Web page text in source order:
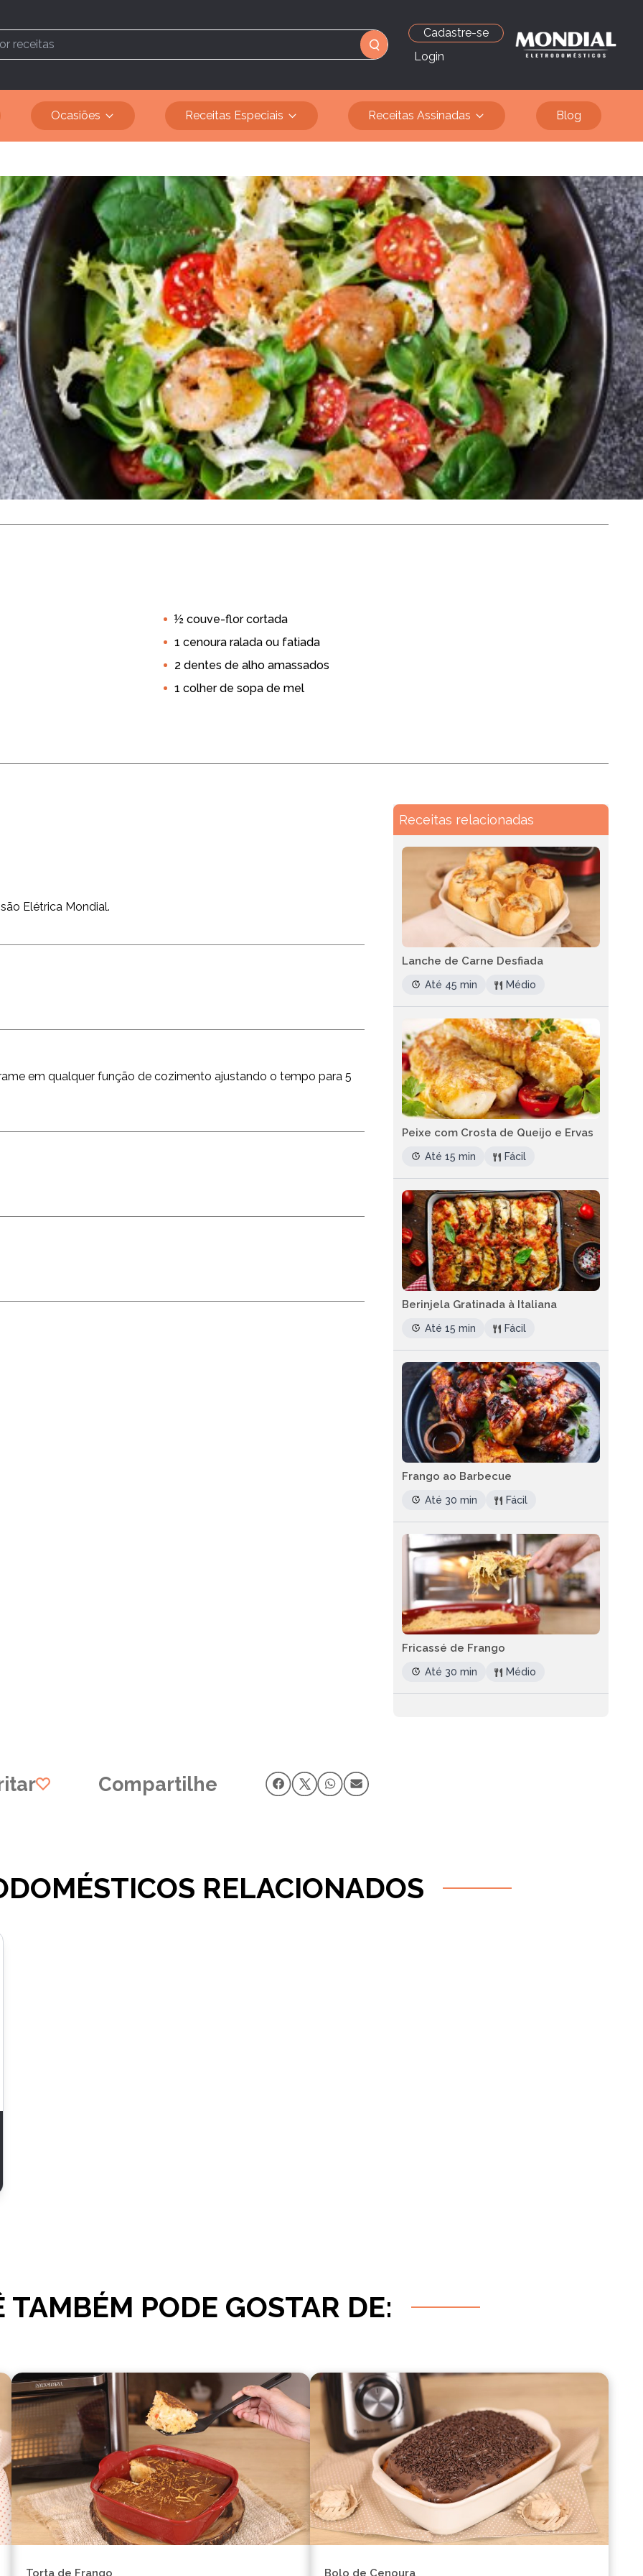
Cadastre-se
Login
Ocasiões Receitas Especiais Receitas Assinadas Blog
½ couve-flor cortada
1 cenoura ralada ou fatiada
2 dentes de alho amassados
1 colher de sopa de mel
Elétrica Mondial.
em qualquer função de cozimento ajustando o tempo para 5
Receitas relacionadas
Lanche de Carne Desfiada
Até 45 min Médio
Peixe com Crosta de Queijo e Ervas
Até 15 min Fácil
Berinjela Gratinada à Italiana
Até 15 min Fácil
Frango ao Barbecue
Até 30 min Fácil
Fricassé de Frango
Até 30 min Médio
Compartilhe
RELACIONADOS
TAMBÉM PODE GOSTAR DE:
Torta de Frango Bolo de Cenoura